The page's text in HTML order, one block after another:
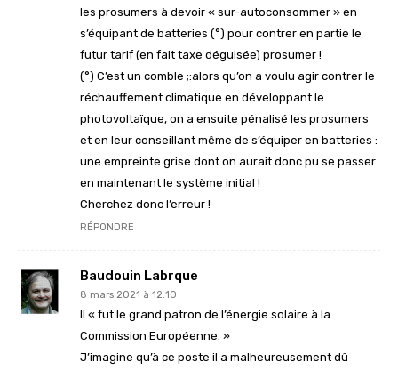
les prosumers à devoir « sur-autoconsommer » en
s’équipant de batteries (°) pour contrer en partie le
futur tarif (en fait taxe déguisée) prosumer !
(°) C’est un comble ;:alors qu’on a voulu agir contrer le
réchauffement climatique en développant le
photovoltaïque, on a ensuite pénalisé les prosumers
et en leur conseillant même de s’équiper en batteries :
une empreinte grise dont on aurait donc pu se passer
en maintenant le système initial !
Cherchez donc l’erreur !
RÉPONDRE
Baudouin Labrque
8 mars 2021 à 12:10
Il « fut le grand patron de l’énergie solaire à la
Commission Européenne. »
J’imagine qu’à ce poste il a malheureusement dû